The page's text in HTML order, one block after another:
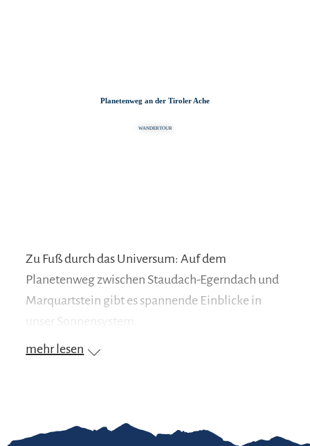
Planetenweg an der Tiroler Ache
WANDERTOUR
Zu Fuß durch das Universum: Auf dem
Planetenweg zwischen Staudach-Egerndach und
Marquartstein gibt es spannende Einblicke in
unser Sonnensystem.
mehr lesen